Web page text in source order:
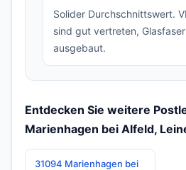
Solider Durchschnittswert.
sind gut vertreten,
ausgebaut.
Entdecken Sie weitere
Marienhagen bei Alfeld,
31094 Marienhagen bei